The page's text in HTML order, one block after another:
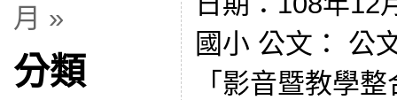
月 »
分類
國小 公文： 公
「影音暨教學